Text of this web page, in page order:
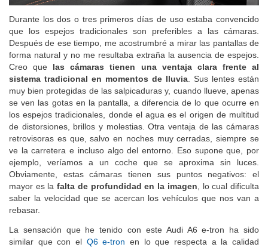
Durante los dos o tres primeros días de uso estaba convencido
que los espejos tradicionales son preferibles a las cámaras.
Después de ese tiempo, me acostrumbré a mirar las pantallas de
forma natural y no me resultaba extraña la ausencia de espejos.
Creo que las cámaras tienen una ventaja clara frente al
sistema tradicional en momentos de lluvia . Sus lentes están
muy bien protegidas de las salpicaduras y, cuando llueve, apenas
se ven las gotas en la pantalla, a diferencia de lo que ocurre en
los espejos tradicionales, donde el agua es el origen de multitud
de distorsiones, brillos y molestias. Otra ventaja de las cámaras
retrovisoras es que, salvo en noches muy cerradas, siempre se
ve la carretera e incluso algo del entorno. Eso supone que, por
ejemplo, veríamos a un coche que se aproxima sin luces.
Obviamente, estas cámaras tienen sus puntos negativos: el
mayor es la falta de profundidad en la imagen , lo cual dificulta
saber la velocidad que se acercan los vehículos que nos van a
rebasar.
La sensación que he tenido con este Audi A6 e-tron ha sido
similar que con el Q6 e-tron en lo que respecta a la calidad